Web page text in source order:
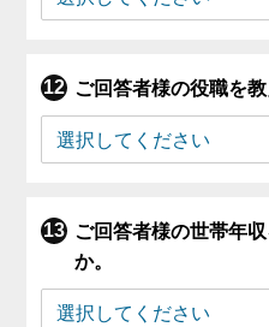
ご回答者様の役職を
ご回答者様の世帯年
か。